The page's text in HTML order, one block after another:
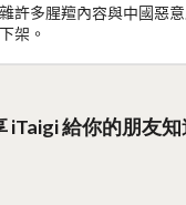
許多腥羶內容與中國惡
架。
iTaigi 給你的朋友知